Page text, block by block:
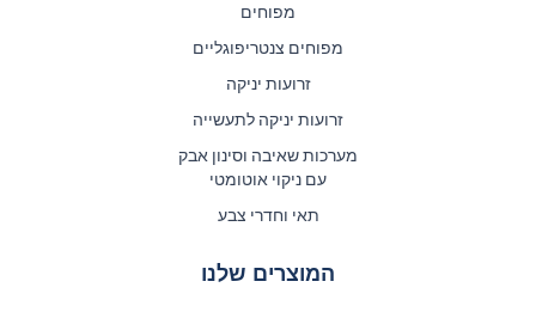
מפוחים
מפוחים צנטריפוגליים
זרועות יניקה
זרועות יניקה לתעשייה
מערכות שאיבה וסינון אבק
עם ניקוי אוטומטי
תאי וחדרי צבע
המוצרים שלנו